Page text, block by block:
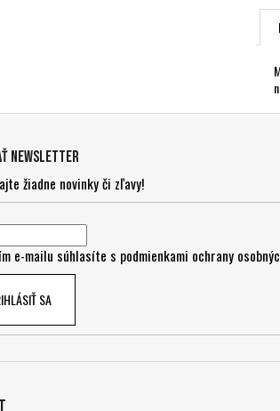
newsletter
žiadne novinky či zľavy!
e-mailu súhlasíte s podmienkami ochrany
SA